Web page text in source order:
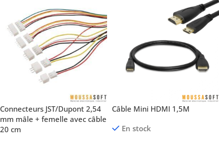
Connecteurs JST/Dupont 2,54
mm mâle + femelle avec câble
20 cm
Câble Mini HDMI 1,5M
En stock